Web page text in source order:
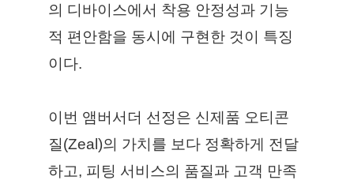
의 디바이스에서 착용 안정성과 기능
적 편안함을 동시에 구현한 것이 특징
이다.
이번 앰버서더 선정은 신제품 오티콘
질(Zeal)의 가치를 보다 정확하게 전달
하고, 피팅 서비스의 품질과 고객 만족